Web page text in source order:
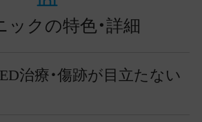
ックの特色・詳細
治療・傷跡が目立たない